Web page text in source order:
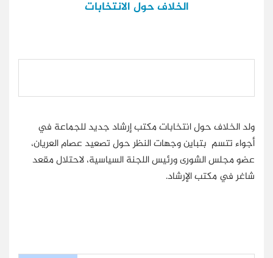
الخلاف حول الانتخابات
ولد الخلاف حول انتخابات مكتب إرشاد جديد للجماعة في
أجواء تتسم بتباين وجهات النظر حول تصعيد عصام العريان،
عضو مجلس الشورى ورئيس اللجنة السياسية، لاحتلال مقعد
شاغر في مكتب الإرشاد.